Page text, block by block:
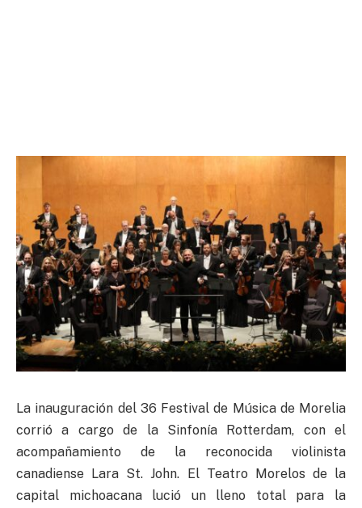
La inauguración del 36 Festival de Música de Morelia
corrió a cargo de la Sinfonía Rotterdam, con el
acompañamiento de la reconocida violinista
canadiense Lara St. John. El Teatro Morelos de la
capital michoacana lució un lleno total para la